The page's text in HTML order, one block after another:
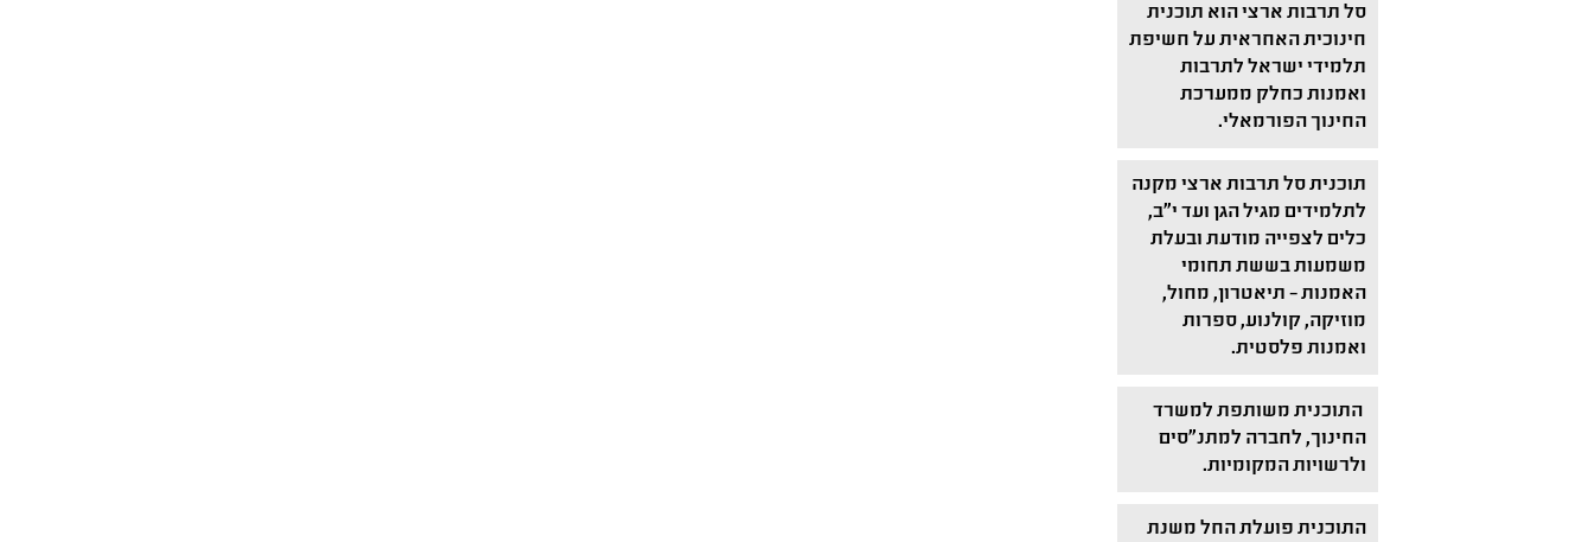
סל תרבות ארצי הוא תוכנית
חינוכית האחראית על חשיפת
תלמידי ישראל לתרבות
ואמנות כחלק ממערכת
החינוך הפורמאלי.
תוכנית סל תרבות ארצי מקנה
לתלמידים מגיל הגן ועד י"ב,
כלים לצפייה מודעת ובעלת
משמעות בששת תחומי
האמנות – תיאטרון, מחול,
מוזיקה, קולנוע, ספרות
ואמנות פלסטית.
התוכנית משותפת למשרד
החינוך, לחברה למתנ"סים
ולרשויות המקומיות.
התוכנית פועלת החל משנת